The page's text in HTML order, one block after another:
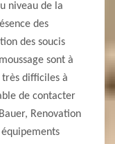
niveau de la
des
des soucis
sont à
très difficiles à
de contacter
Renovation
équipements